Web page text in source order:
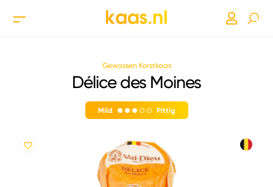
Gewassen Korstkaas
Délice des Moines
Mild Pittig